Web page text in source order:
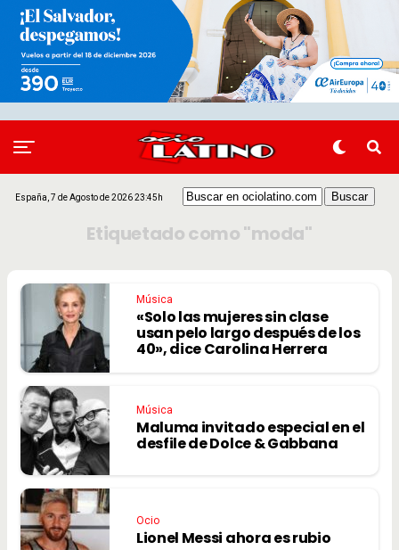
España, 7 de Agosto de 2026 23:45h
Etiquetado como "moda"
Música
«Solo las mujeres sin clase
usan pelo largo después de los
40», dice Carolina Herrera
Música
Maluma invitado especial en el
desfile de Dolce & Gabbana
Ocio
Lionel Messi ahora es rubio